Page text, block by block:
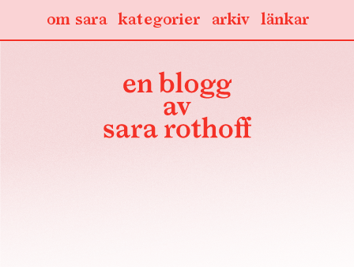
länkar
arkiv
kategorier
om sara